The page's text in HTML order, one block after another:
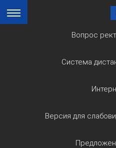
Вопрос
Система
Версия для